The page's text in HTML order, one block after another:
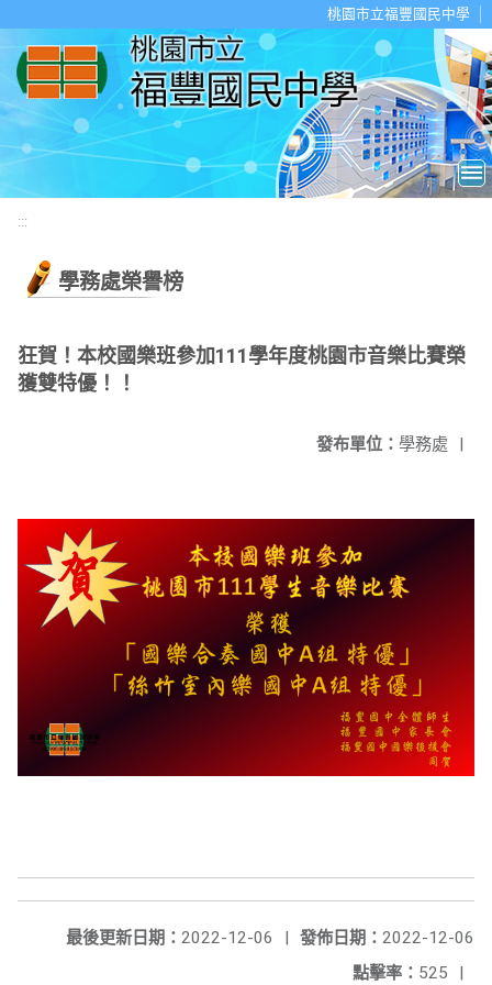
桃園市立福豐國民中學
:::
學務處榮譽榜
狂賀！本校國樂班參加111學年度桃園市音樂比賽榮
獲雙特優！！
發布單位： 學務處 |
發佈日期： 2022-12-06
最後更新日期： 2022-12-06
|
點擊率： 525 |